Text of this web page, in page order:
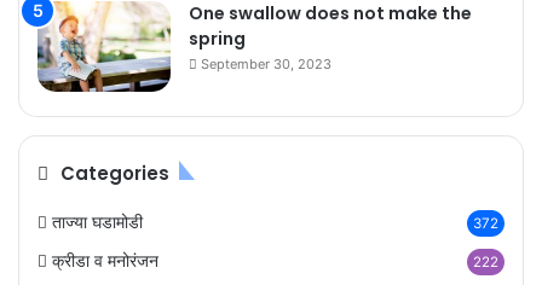
One swallow does not make the
spring
September 30, 2023
Categories
ताज्या घडामोडी 372
क्रीडा व मनोरंजन 222